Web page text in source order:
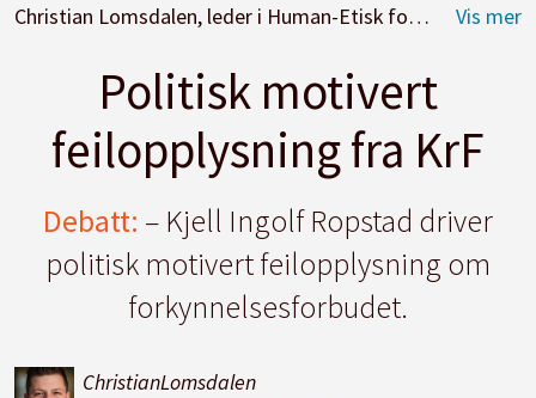
Christian Lomsdalen, leder i Human-Etisk forbund. Foto:
Politisk motivert
feilopplysning fra KrF
Debatt: – Kjell Ingolf Ropstad driver
politisk motivert feilopplysning om
forkynnelsesforbudet.
ChristianLomsdalen